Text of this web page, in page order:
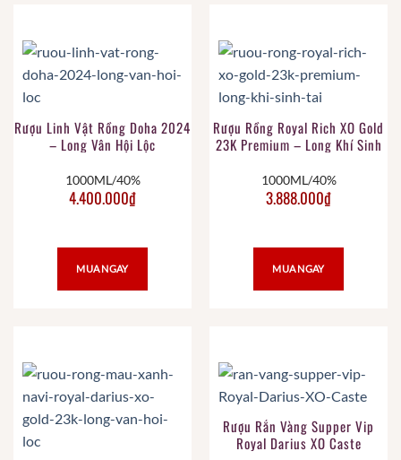
Rượu Linh Vật Rồng Doha 2024
– Long Vân Hội Lộc
1000ML/40%
4.400.000₫
MUA NGAY
Rượu Rồng Royal Rich XO Gold
23K Premium – Long Khí Sinh
1000ML/40%
3.888.000₫
MUA NGAY
Rượu Rắn Vàng Supper Vip
Royal Darius XO Caste